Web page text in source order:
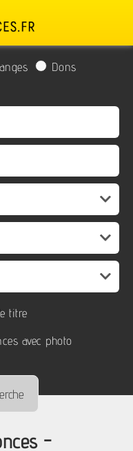
Dons
titre
avec photo
-